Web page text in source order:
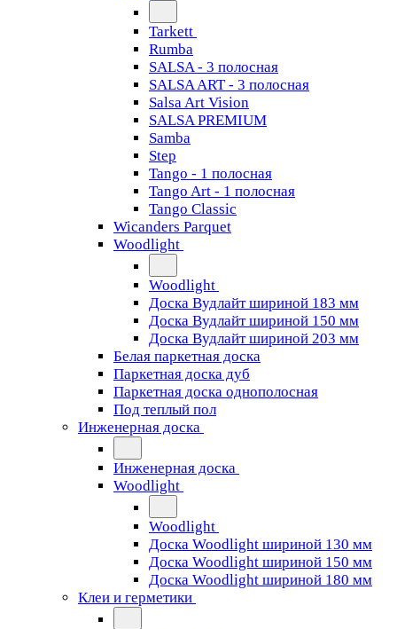
Tarkett
Rumba
SALSA - 3 полосная
SALSA ART - 3 полосная
Salsa Art Vision
SALSA PREMIUM
Samba
Step
Tango - 1 полосная
Tango Art - 1 полосная
Tango Classiс
Wicanders Parquet
Woodlight
Woodlight
Доска Вудлайт шириной 183 мм
Доска Вудлайт шириной 150 мм
Доска Вудлайт шириной 203 мм
Белая паркетная доска
Паркетная доска дуб
Паркетная доска однополосная
Под теплый пол
Инженерная доска
Инженерная доска
Woodlight
Woodlight
Доска Woodlight шириной 130 мм
Доска Woodlight шириной 150 мм
Доска Woodlight шириной 180 мм
Клеи и герметики